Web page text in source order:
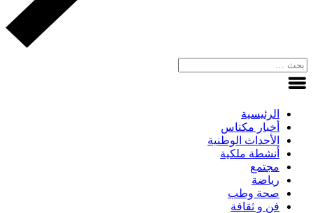
الرئيسية
أخبار مكناس
الأحداث الوطنية
أنشطة ملكية
مجتمع
رياضة
صحة وطب
فن و ثقافة